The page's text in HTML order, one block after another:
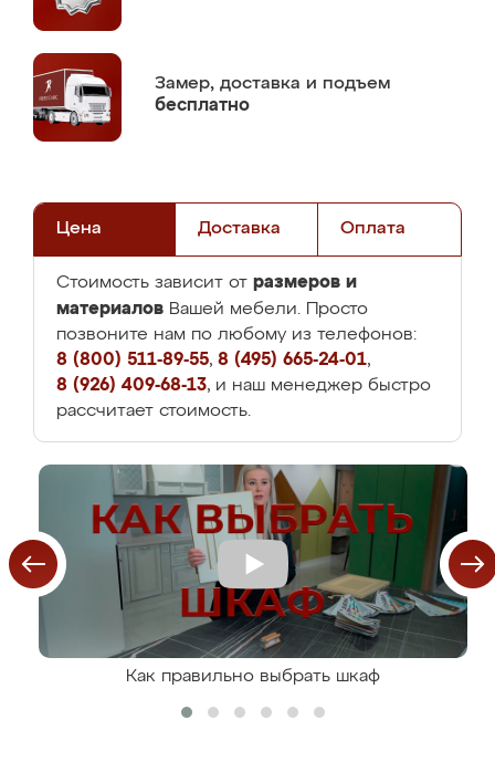
Замер, доставка и подъем
бесплатно
Цена Доставка Оплата
Стоимость зависит от размеров и
материалов Вашей мебели. Просто
позвоните нам по любому из телефонов:
8 (800) 511-89-55, 8 (495) 665-24-01,
8 (926) 409-68-13, и наш менеджер быстро
рассчитает стоимость.
Как правильно выбрать шкаф